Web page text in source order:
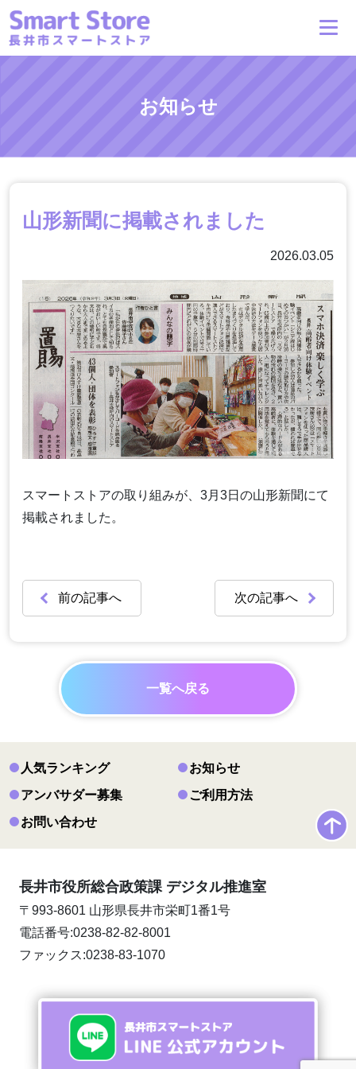
お知らせ
山形新聞に掲載されました
2026.03.05
スマートストアの取り組みが、3月3日の山形新聞にて
掲載されました。
前の記事へ 次の記事へ
一覧へ戻る
人気ランキング
お知らせ
アンバサダー募集
ご利用方法
お問い合わせ
長井市役所総合政策課 デジタル推進室
〒993-8601 山形県長井市栄町1番1号
電話番号:0238-82-82-8001
ファックス:0238-83-1070